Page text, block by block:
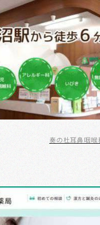
奏の杜耳鼻咽